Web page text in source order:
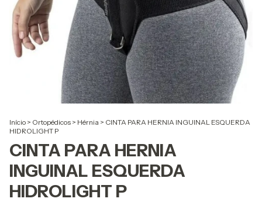
Início > Ortopédicos > Hérnia > CINTA PARA HERNIA INGUINAL ESQUERDA
HIDROLIGHT P
CINTA PARA HERNIA
INGUINAL ESQUERDA
HIDROLIGHT P